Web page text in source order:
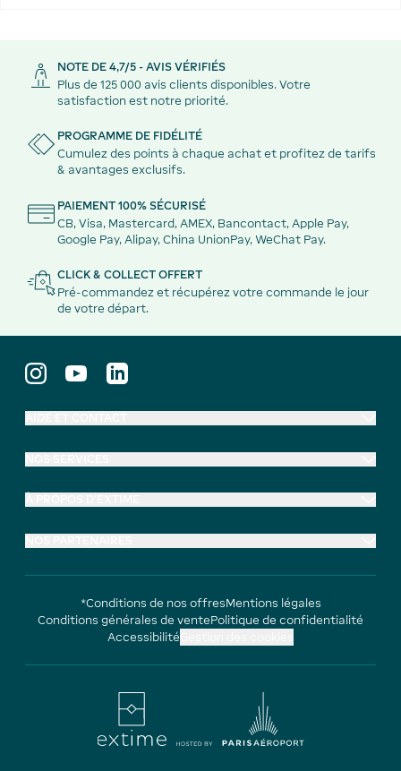
NOTE DE 4,7/5 - AVIS VÉRIFIÉS
Plus de 125 000 avis clients disponibles. Votre
satisfaction est notre priorité.
PROGRAMME DE FIDÉLITÉ
Cumulez des points à chaque achat et profitez de tarifs
& avantages exclusifs.
PAIEMENT 100% SÉCURISÉ
CB, Visa, Mastercard, AMEX, Bancontact, Apple Pay,
Google Pay, Alipay, China UnionPay, WeChat Pay.
CLICK & COLLECT OFFERT
Pré-commandez et récupérez votre commande le jour
de votre départ.
*Conditions de nos offresMentions légales
Conditions générales de ventePolitique de confidentialité
Accessibilité